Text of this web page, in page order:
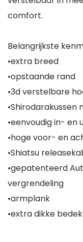
comfort.
Belangrijkste
•extra breed
•opstaande rand
•3d verstelbare
•eenvoudig in- en
•hoge voor- en
•Shiatsu
•gepatenteerd
vergrendeling
•armplank
•extra dikke